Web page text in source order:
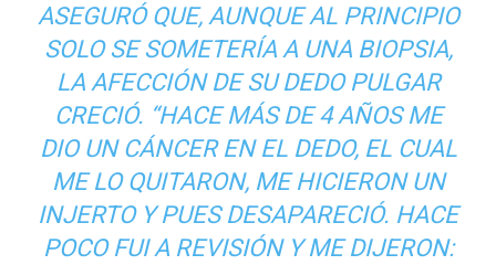
ASEGURÓ QUE, AUNQUE AL PRINCIPIO
SOLO SE SOMETERÍA A UNA BIOPSIA,
LA AFECCIÓN DE SU DEDO PULGAR
CRECIÓ. “HACE MÁS DE 4 AÑOS ME
DIO UN CÁNCER EN EL DEDO, EL CUAL
ME LO QUITARON, ME HICIERON UN
INJERTO Y PUES DESAPARECIÓ. HACE
POCO FUI A REVISIÓN Y ME DIJERON: